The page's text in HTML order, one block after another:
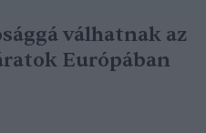
válhatnak az
Európában